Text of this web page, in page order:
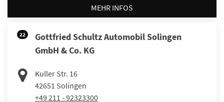
MEHR INFOS
22
Gottfried Schultz Automobil Solingen
GmbH & Co. KG
Kuller Str. 16
42651 Solingen
+49 211 - 92323300